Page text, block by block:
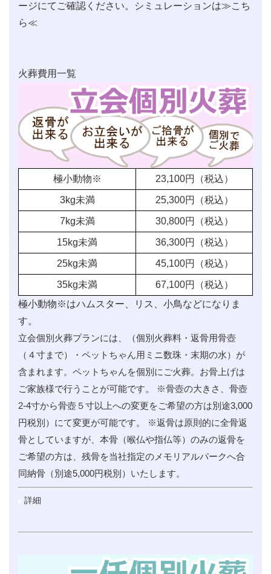
ージにてご確認ください。シミュレーションは≫こち
ら≪
火葬費用一覧
極小動物※ 23,100円（税込）
3kg未満 25,300円（税込）
7kg未満 30,800円（税込）
15kg未満 36,300円（税込）
25kg未満 45,100円（税込）
35kg未満 67,100円（税込）
極小動物※はハムスター、リス、小鳥などになりま
す。
立会個別火葬プランには、（個別火葬料・返骨用骨壺
（４寸まで）・ペットちゃん用ミニ数珠・末期の水）が
含まれます。ペットちゃんを個別にご火葬。お骨上げは
ご家族様で行うことが可能です。 ※骨壺の大きさ、骨壺
2-4寸から骨壺５寸以上への変更をご希望の方は別途3,000
円税別）にて変更が可能です。 ※返骨は原則的に全骨返
骨としていますが、本骨（喉仏や指仏等）のみの返骨を
ご希望の方は、残骨を当社指定のメモリアルパークへ合
同納骨（別途5,000円税別）いたします。
詳細